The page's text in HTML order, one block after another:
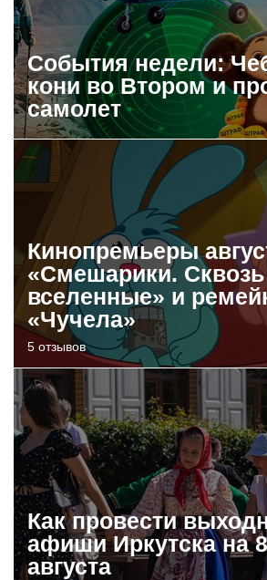
События недели:
кони во Втором и
самолет
Кинопремьеры
«Смешарики. Сквозь
вселенные» и
«Чучела»
5 отзывов
Как провести
афиши Иркутска на
августа